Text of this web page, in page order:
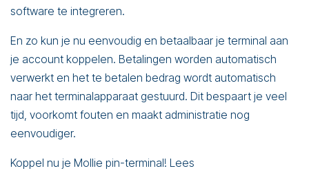
software te integreren.
En zo kun je nu eenvoudig en betaalbaar je terminal aan
je account koppelen. Betalingen worden automatisch
verwerkt en het te betalen bedrag wordt automatisch
naar het terminalapparaat gestuurd. Dit bespaart je veel
tijd, voorkomt fouten en maakt administratie nog
eenvoudiger.
Koppel nu je Mollie pin-terminal! Lees